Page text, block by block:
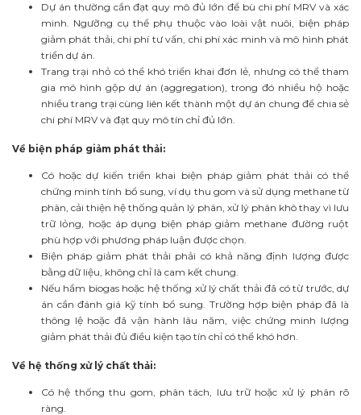
Dự án thường cần đạt quy mô đủ lớn để bù chi phí MRV và xác
minh. Ngưỡng cụ thể phụ thuộc vào loài vật nuôi, biện pháp
giảm phát thải, chi phí tư vấn, chi phí xác minh và mô hình phát
triển dự án.
Trang trại nhỏ có thể khó triển khai đơn lẻ, nhưng có thể tham
gia mô hình gộp dự án (aggregation), trong đó nhiều hộ hoặc
nhiều trang trại cùng liên kết thành một dự án chung để chia sẻ
chi phí MRV và đạt quy mô tín chỉ đủ lớn.
Về biện pháp giảm phát thải:
Có hoặc dự kiến triển khai biện pháp giảm phát thải có thể
chứng minh tính bổ sung, ví dụ thu gom và sử dụng methane từ
phân, cải thiện hệ thống quản lý phân, xử lý phân khô thay vì lưu
trữ lỏng, hoặc áp dụng biện pháp giảm methane đường ruột
phù hợp với phương pháp luận được chọn.
Biện pháp giảm phát thải phải có khả năng định lượng được
bằng dữ liệu, không chỉ là cam kết chung.
Nếu hầm biogas hoặc hệ thống xử lý chất thải đã có từ trước, dự
án cần đánh giá kỹ tính bổ sung. Trường hợp biện pháp đã là
thông lệ hoặc đã vận hành lâu năm, việc chứng minh lượng
giảm phát thải đủ điều kiện tạo tín chỉ có thể khó hơn.
Về hệ thống xử lý chất thải:
Có hệ thống thu gom, phân tách, lưu trữ hoặc xử lý phân rõ
ràng.